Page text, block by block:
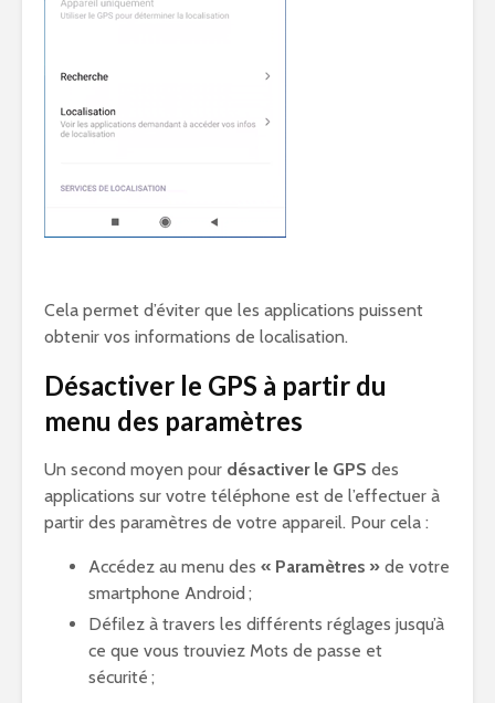
Cela permet d’éviter que les applications puissent
obtenir vos informations de localisation.
Désactiver le GPS à partir du
menu des paramètres
Un second moyen pour désactiver le GPS des
applications sur votre téléphone est de l’effectuer à
partir des paramètres de votre appareil. Pour cela :
Accédez au menu des « Paramètres » de votre
smartphone Android ;
Défilez à travers les différents réglages jusqu’à
ce que vous trouviez Mots de passe et
sécurité ;